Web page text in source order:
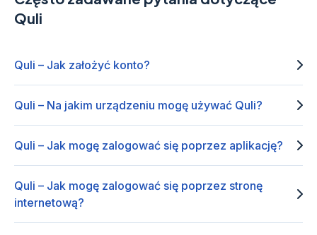
Quli
Quli – Jak założyć konto?
Quli – Na jakim urządzeniu mogę używać Quli?
Quli – Jak mogę zalogować się poprzez aplikację?
Quli – Jak mogę zalogować się poprzez stronę
internetową?